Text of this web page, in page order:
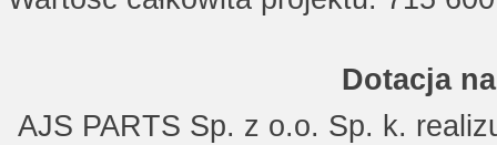
Dotacja
AJS PARTS Sp. z o.o. Sp. k.